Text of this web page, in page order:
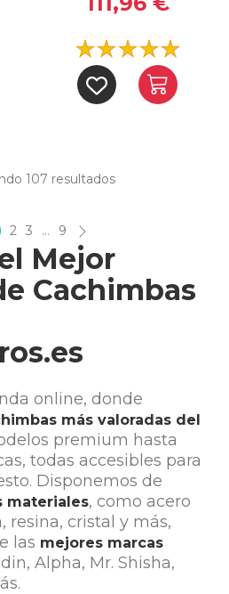
107 resultados
2 3 … 9
Mejor
Cachimbas
online, donde
más valoradas del
premium hasta
todas accesibles para
Disponemos de
materiales, como acero
resina, cristal y más,
las mejores marcas
Alpha, Mr. Shisha,